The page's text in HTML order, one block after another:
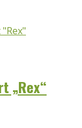
„Rex“